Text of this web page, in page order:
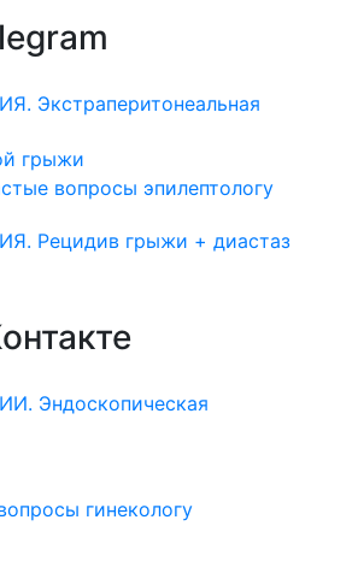
Экстраперитонеальная
грыжи
вопросы эпилептологу
Рецидив грыжи + диастаз
Эндоскопическая
гинекологу